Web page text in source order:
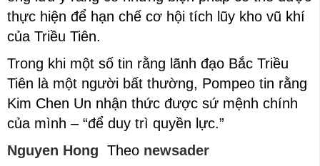
thực hiện để hạn chế cơ hội tích lũy kho vũ khí
của Triều Tiên.
Trong khi một số tin rằng lãnh đạo Bắc Triều
Tiên là một người bất thường, Pompeo tin rằng
Kim Chen Un nhận thức được sứ mệnh chính
của mình – “để duy trì quyền lực.”
Nguyen Hong Theo newsader